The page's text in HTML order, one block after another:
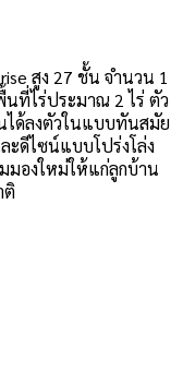
สูง 27 ชั้น จำนวน 1
ที่ไร่ประมาณ 2 ไร่ ตัว
ได้ลงตัวในแบบทันสมัย
ะดีไซน์แบบโปร่งโล่ง
มองใหม่ให้แก่ลูกบ้าน
ติ